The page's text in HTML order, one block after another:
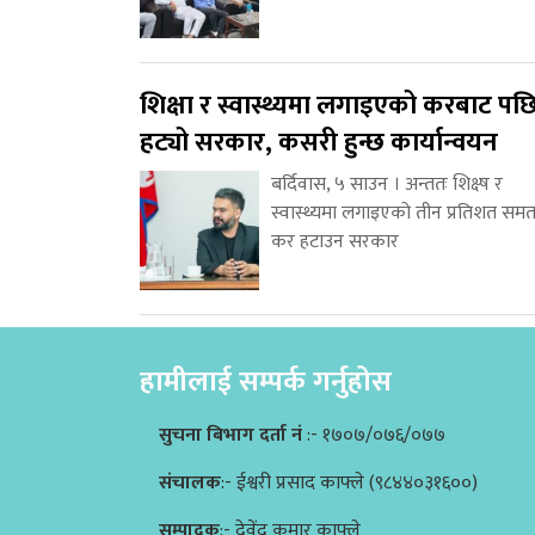
शिक्षा र स्वास्थ्यमा लगाइएको करबाट
हट्यो सरकार, कसरी हुन्छ कार्यान्वयन
बर्दिवास, ५ साउन । अन्ततः शिक्ष्ष र
स्वास्थ्यमा लगाइएको तीन प्रतिशत
कर हटाउन सरकार
हामीलाई सम्पर्क गर्नुहोस
सुचना बिभाग दर्ता नं:- १७०७/०७६/०७७
संचालक:- ईश्वरी प्रसाद काफ्ले (९८४४०३१६००)